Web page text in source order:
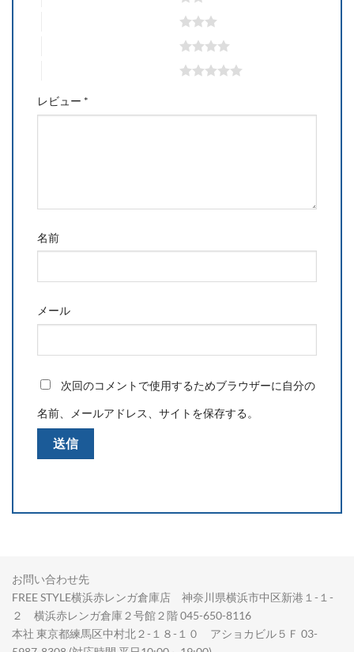
レビュー *
名前
メール
次回のコメントで使用するためブラウザーに自分の
名前、メールアドレス、サイトを保存する。
お問い合わせ先
FREE STYLE横浜赤レンガ倉庫店 神奈川県横浜市中区新港１-１-
２ 横浜赤レンガ倉庫２号館２階 045-650-8116
本社 東京都練馬区中村北２-１８-１０ アショカビル５Ｆ 03-